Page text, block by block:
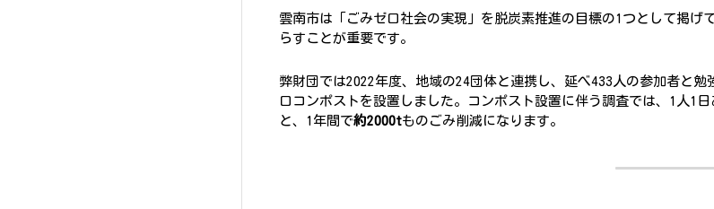
雲南市は「ごみゼロ社会の実現」を脱炭素推進の目標の1つとして掲
らすことが重要です。
弊財団では2022年度、地域の24団体と連携し、延べ433人の参加者と
ロコンポストを設置しました。コンポスト設置に伴う調査では、1人1
と、1年間で約2000tものごみ削減になります。